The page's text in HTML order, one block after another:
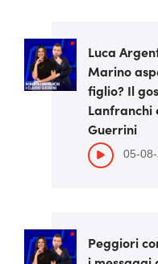
Luca
Marino
figlio? Il
Lanfranchi
Guerrini
05-
Peggiori